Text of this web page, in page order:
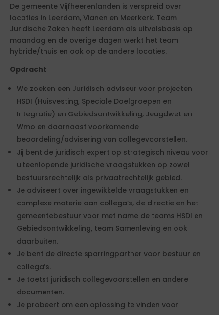
De gemeente Vijfheerenlanden is verspreid over
locaties in Leerdam, Vianen en Meerkerk. Team
Juridische Zaken heeft Leerdam als uitvalsbasis op
maandag en de overige dagen werkt het team
hybride/thuis en ook op de andere locaties.
Opdracht
We zoeken een Juridisch adviseur voor projecten
HSDI (Huisvesting, Speciale Doelgroepen en
Integratie) en Gebiedsontwikkeling, Jeugdwet en
Wmo en daarnaast voorkomende
beoordeling/advisering van collegevoorstellen.
Jij bent de juridisch expert op strategisch niveau voor
uiteenlopende juridische vraagstukken op zowel
bestuursrechtelijk als privaatrechtelijk gebied.
Je adviseert over ingewikkelde vraagstukken en
complexe materie aan collega’s, de directie en het
gemeentebestuur voor met name de teams HSDI en
Gebiedsontwikkeling, team Samenleving en ook
daarbuiten.
Je bent de directe sparringpartner voor bestuur en
collega’s.
Je toetst juridisch collegevoorstellen en andere
documenten.
Je probeert om een oplossing te vinden voor